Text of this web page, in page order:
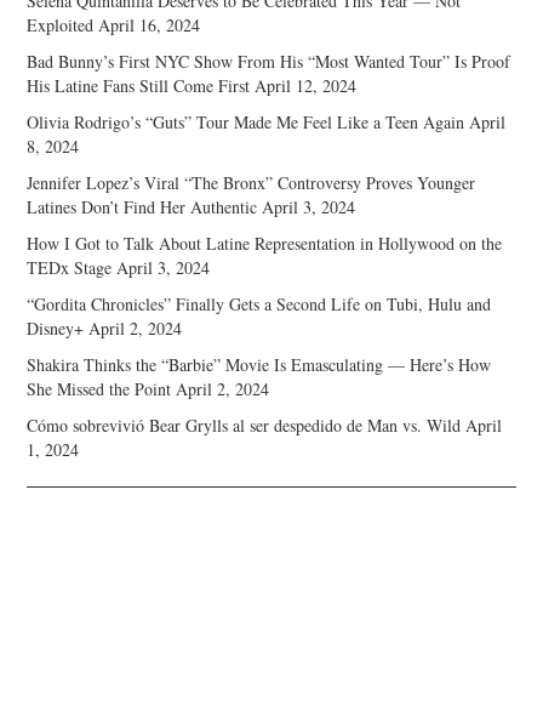
Exploited April 16, 2024
Bad Bunny’s First NYC Show From His “Most Wanted Tour” Is Proof
His Latine Fans Still Come First April 12, 2024
Olivia Rodrigo’s “Guts” Tour Made Me Feel Like a Teen Again April
8, 2024
Jennifer Lopez’s Viral “The Bronx” Controversy Proves Younger
Latines Don’t Find Her Authentic April 3, 2024
How I Got to Talk About Latine Representation in Hollywood on the
TEDx Stage April 3, 2024
“Gordita Chronicles” Finally Gets a Second Life on Tubi, Hulu and
Disney+ April 2, 2024
Shakira Thinks the “Barbie” Movie Is Emasculating — Here’s How
She Missed the Point April 2, 2024
Cómo sobrevivió Bear Grylls al ser despedido de Man vs. Wild April
1, 2024